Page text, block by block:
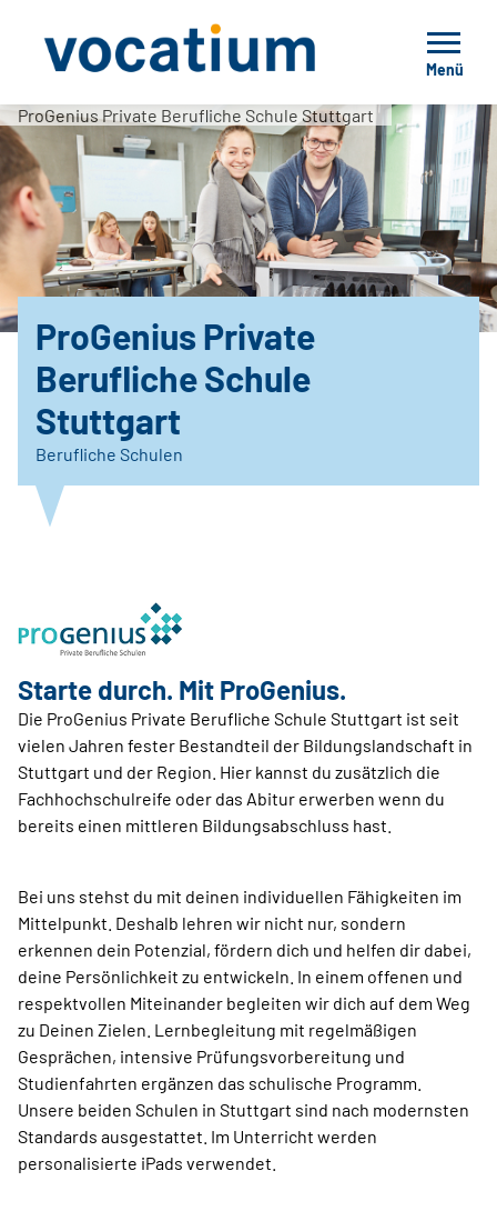
Menü
ProGenius Private Berufliche Schule Stuttgart
ProGenius Private
Berufliche Schule
Stuttgart
Berufliche Schulen
Starte durch. Mit ProGenius.
Die ProGenius Private Berufliche Schule Stuttgart ist seit
vielen Jahren fester Bestandteil der Bildungslandschaft in
Stuttgart und der Region. Hier kannst du zusätzlich die
Fachhochschulreife oder das Abitur erwerben wenn du
bereits einen mittleren Bildungsabschluss hast.
Bei uns stehst du mit deinen individuellen Fähigkeiten im
Mittelpunkt. Deshalb lehren wir nicht nur, sondern
erkennen dein Potenzial, fördern dich und helfen dir dabei,
deine Persönlichkeit zu entwickeln. In einem offenen und
respektvollen Miteinander begleiten wir dich auf dem Weg
zu Deinen Zielen. Lernbegleitung mit regelmäßigen
Gesprächen, intensive Prüfungsvorbereitung und
Studienfahrten ergänzen das schulische Programm.
Unsere beiden Schulen in Stuttgart sind nach modernsten
Standards ausgestattet. Im Unterricht werden
personalisierte iPads verwendet.